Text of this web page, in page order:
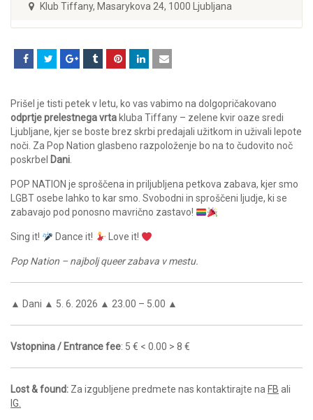
Klub Tiffany, Masarykova 24, 1000 Ljubljana
Prišel je tisti petek v letu, ko vas vabimo na dolgopričakovano
odprtje prelestnega vrta kluba Tiffany – zelene kvir oaze sredi
Ljubljane, kjer se boste brez skrbi predajali užitkom in uživali lepote
noči. Za Pop Nation glasbeno razpoloženje bo na to čudovito noč
poskrbel Dani
POP NATION je sproščena in priljubljena petkova zabava, kjer smo
LGBT osebe lahko to kar smo. Svobodni in sproščeni ljudje, ki se
zabavajo pod ponosno mavrično zastavo!
Sing it! Dance it! Love it!
Pop Nation – najbolj queer zabava v mestu.
▲ Dani ▲ 5. 6. 2026 ▲ 23.00 – 5.00 ▲
Vstopnina / Entrance fee: 5 € < 0.00 > 8 €
Lost & found: Za izgubljene predmete nas kontaktirajte na FB ali
IG.